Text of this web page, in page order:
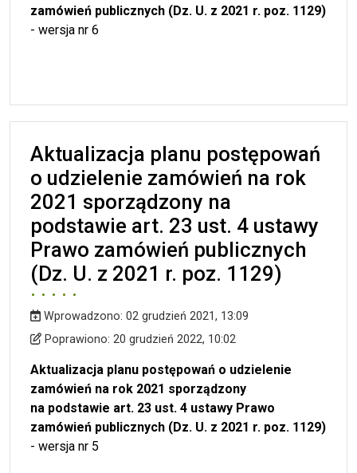
zamówień publicznych (Dz. U. z 2021 r. poz. 1129)
- wersja nr 6
Aktualizacja planu postępowań
o udzielenie zamówień na rok
2021 sporządzony na
podstawie art. 23 ust. 4 ustawy
Prawo zamówień publicznych
(Dz. U. z 2021 r. poz. 1129)
Wprowadzono
Wprowadzono: 02 grudzień 2021, 13:09
Poprawiono
Poprawiono: 20 grudzień 2022, 10:02
Aktualizacja planu postępowań o udzielenie
zamówień na rok 2021 sporządzony
na podstawie art. 23 ust. 4 ustawy Prawo
zamówień publicznych (Dz. U. z 2021 r. poz. 1129)
- wersja nr 5